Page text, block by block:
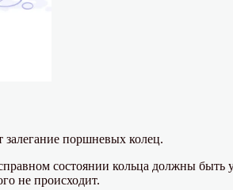
поршневых колец.
состоянии кольца должны быть
не происходит.